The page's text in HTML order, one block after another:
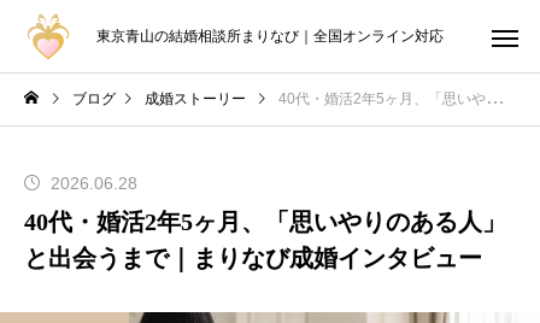
東京青山の結婚相談所まりなび｜全国オンライン対応
ブログ 成婚ストーリー 40代・婚活2年5ヶ月、「思いやりのある人」と出会うまで｜まりなび成婚インタビュー
2026.06.28
40代・婚活2年5ヶ月、「思いやりのある人」
と出会うまで｜まりなび成婚インタビュー